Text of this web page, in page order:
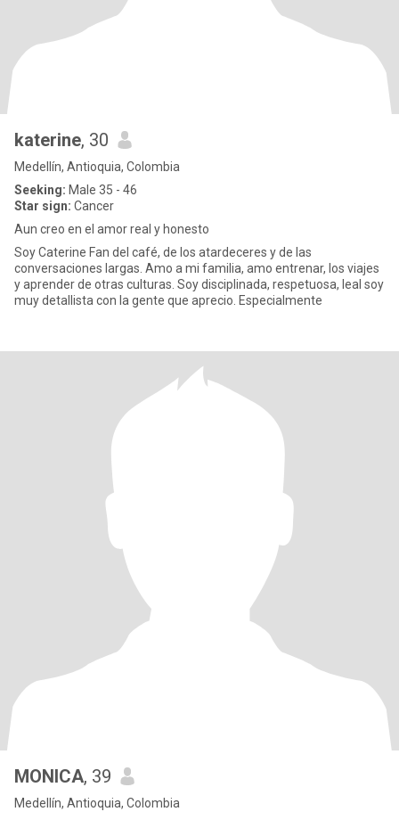
katerine, 30
Medellín, Antioquia, Colombia
Seeking: Male 35 - 46
Star sign: Cancer
Aun creo en el amor real y honesto
Soy Caterine Fan del café, de los atardeceres y de las
conversaciones largas. Amo a mi familia, amo entrenar, los viajes
y aprender de otras culturas. Soy disciplinada, respetuosa, leal soy
muy detallista con la gente que aprecio. Especialmente
MONICA, 39
Medellín, Antioquia, Colombia